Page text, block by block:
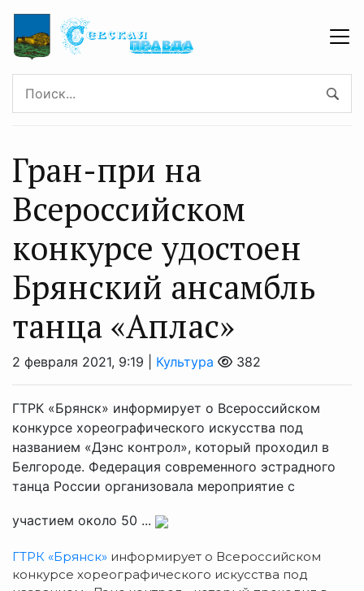
Гран-при на
Всероссийском
конкурсе удостоен
Брянский ансамбль
танца «Аплас»
2 февраля 2021, 9:19 | Культура 382
ГТРК «Брянск» информирует о Всероссийском
конкурсе хореографического искусства под
названием «Дэнс контрол», который проходил в
Белгороде. Федерация современного эстрадного
танца России организовала мероприятие с
участием около 50 ...
ГТРК «Брянск» информирует о Всероссийском
конкурсе хореографического искусства под